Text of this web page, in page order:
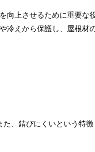
向上させるために重要な
冷えから保護し、屋根材
、錆びにくいという特徴